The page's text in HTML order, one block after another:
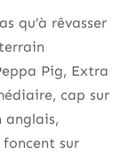
qu’à rêvasser
Pig, Extra
cap sur
anglais,
sur